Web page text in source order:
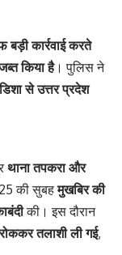
कार्रवाई करते
किया है। पुलिस ने
से उत्तर प्रदेश
थाना तपकरा और
की सुबहमुखबिर की
की। इस दौरान
तलाशी ली गई,